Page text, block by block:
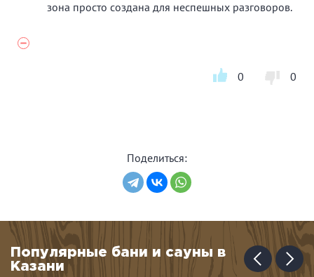
зона просто создана для неспешных разговоров.
0 0
Поделиться:
Популярные бани и сауны в
Казани